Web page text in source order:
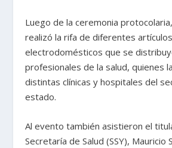
Luego de la ceremonia
realizó la rifa de diferentes artículos
electrodomésticos que se
profesionales de la salud, quienes
distintas clínicas y hospitales del
estado.
Al evento también asistieron el
Secretaría de Salud (SSY), Mauricio